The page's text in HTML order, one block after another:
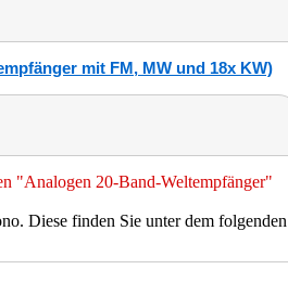
mit FM, MW und 18x KW)
"Analogen 20-Band-Weltempfänger"
Diese finden Sie unter dem folgenden